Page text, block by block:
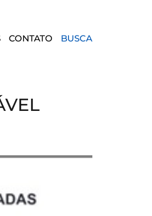
CONTATO BUSCA